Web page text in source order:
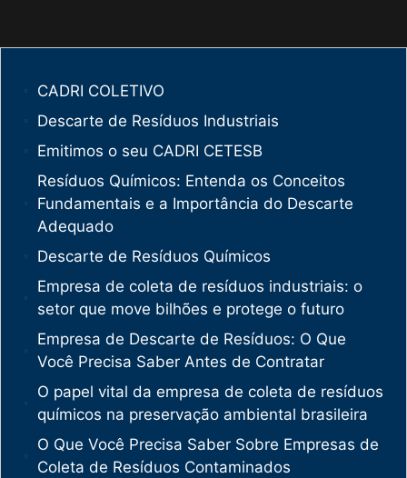
CADRI COLETIVO
Descarte de Resíduos Industriais
Emitimos o seu CADRI CETESB
Resíduos Químicos: Entenda os Conceitos
Fundamentais e a Importância do Descarte
Adequado
Descarte de Resíduos Químicos
Empresa de coleta de resíduos industriais: o
setor que move bilhões e protege o futuro
Empresa de Descarte de Resíduos: O Que
Você Precisa Saber Antes de Contratar
O papel vital da empresa de coleta de resíduos
químicos na preservação ambiental brasileira
O Que Você Precisa Saber Sobre Empresas de
Coleta de Resíduos Contaminados